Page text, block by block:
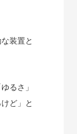
装置と
るさ」
ど」と